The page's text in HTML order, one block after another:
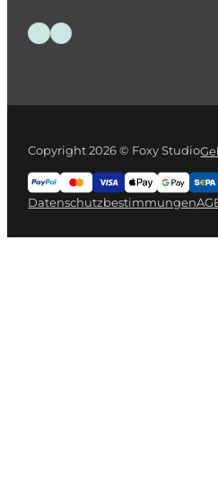
Folge uns auf Facebook
Folge uns auf Instagram
Copyright 2026 © Foxy Studio
Datenschutzbestimmungen